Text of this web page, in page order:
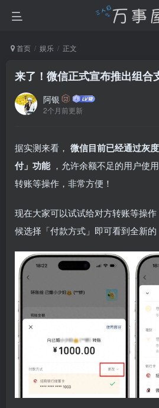
首页 娱乐 正文
来了！微信正式宣布推出组合
阿银
2个月前更新
据实测来看， 微信目前已经通过灰
付」功能 ，允许余额不足的用户使
转账等操作，非常方便！
现在大家可以试试给对方转账等操
候选择「付款方式」即可看到全新的